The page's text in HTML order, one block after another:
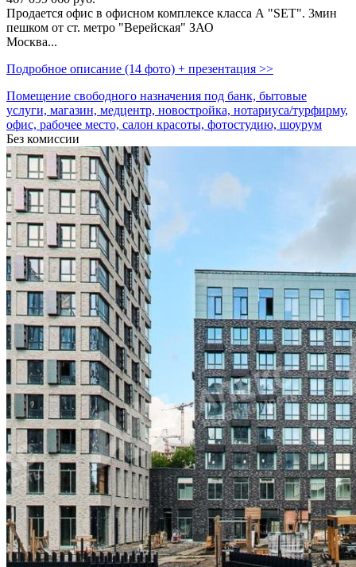
Продается офис в офисном комплексе класса А "SET". 3мин
пешком от ст. метро "Верейская" ЗАО
Москва...
Подробное описание (14 фото) + презентация >>
Помещение свободного назначения под банк, бытовые
услуги, магазин, медцентр, новостройка, нотариуса/турфирму,
офис, рабочее место, салон красоты, фотостудию, шоурум
Без комиссии